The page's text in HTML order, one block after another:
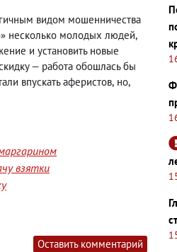
видом мошенничества
несколько молодых людей,
и установить новые
— работа обошлась бы
впускать аферистов, но,
взятки
Оставить комментарий